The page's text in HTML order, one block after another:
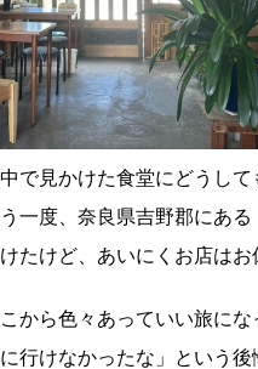
で見かけた食堂にどうして
一度、奈良県吉野郡にある
たけど、あいにくお店はお
から色々あっていい旅にな
行けなかったな」という